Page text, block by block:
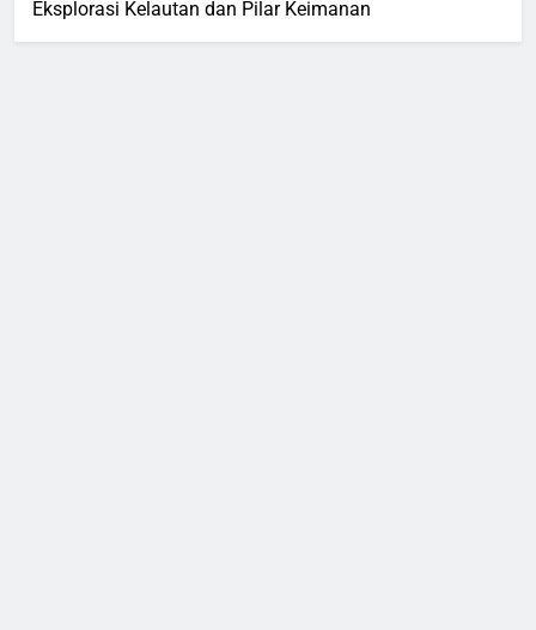
Eksplorasi Kelautan dan Pilar Keimanan